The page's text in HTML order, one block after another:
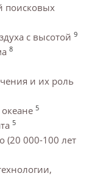
поисковых
с высотой 9
8
и их роль
5
5
(20 000-100 лет